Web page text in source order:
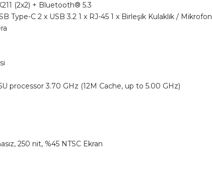
(2x2) + Bluetooth® 5.3
Type-C 2 x USB 3.2 1 x RJ-45 1 x Birleşik Kulaklık / Mikrofon
processor 3.70 GHz (12M Cache, up to 5.00 GHz)
250 nit, %45 NTSC Ekran